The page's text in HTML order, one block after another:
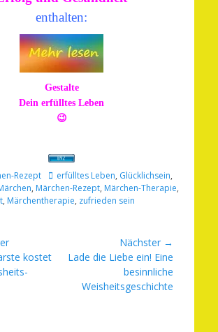
enthalten:
Gestalte
Dein erfülltes Leben
😉
Rezept Schlagworte
erfülltes Leben, Glücklichsein,
, Märchen-Rezept, Märchen-Therapie,
, Märchentherapie, zufrieden sein
kostet
Nächster →
Nächster
Lade die Liebe ein! Eine
besinnliche
Weisheitsgeschichte